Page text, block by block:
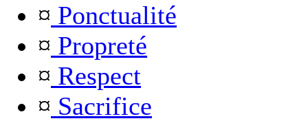
¤ Ponctualité
¤ Propreté
¤ Respect
¤ Sacrifice